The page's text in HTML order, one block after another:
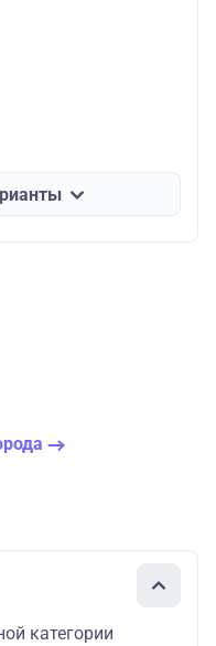
категории